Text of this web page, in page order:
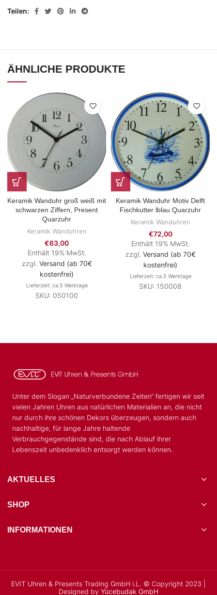
Teilen
ÄHNLICHE PRODUKTE
Keramik Wanduhr groß weiß mit
schwarzen Ziffern, Present
Quarzuhr
Keramik Wanduhren
€63,00
Enthält 19% MwSt.
zzgl. Versand (ab 70€
kostenfrei)
Lieferzeit: ca.5 Werktage
SKU: 050100
Keramik Wanduhr Motiv Delft
Fischkutter lblau Quarzuhr
Keramik Wanduhren
€72,00
Enthält 19% MwSt.
zzgl. Versand (ab 70€
kostenfrei)
Lieferzeit: ca.5 Werktage
SKU: 150008
Unter dem Slogan „Naturverbundene Zeiten“ fertigen wir seit
vielen Jahren Uhren aus natürlichen Materialien an, die nicht
nur durch ihre schönen Dekors überzeugen, sondern auch
nachhaltige, für lange Jahre haltende
Verbrauchgegenstände sind, die nach Ablauf ihrer
Lebenszeit unbedenklich entsorgt werden können.
AKTUELLES
SHOP
INFORMATIONEN
EVIT Uhren & Presents Trading GmbH i.L. © Copyright 2023 |
Designed by Yücebudak GmbH